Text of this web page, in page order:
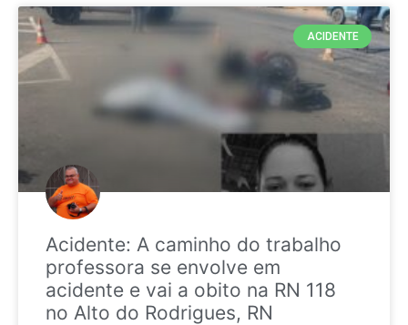
ACIDENTE
Acidente: A caminho do trabalho
professora se envolve em
acidente e vai a obito na RN 118
no Alto do Rodrigues, RN